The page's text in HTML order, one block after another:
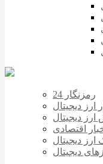
رمزنگار 24
ارز دیجیتال
ارز دیجیتال
اقتصادی
ارز دیجیتال
دیجیتال